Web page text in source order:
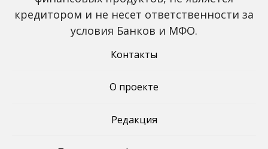
на 43%: что стоит за
рекордным спросом на
банковских счетов
россиян: что изменится
кредитором и не несет ответственности за
условия Банков и МФО.
Контакты
О проекте
Редакция